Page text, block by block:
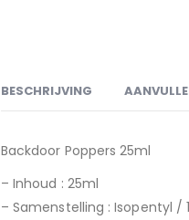
BESCHRIJVING
Backdoor Poppers 25ml
– Inhoud : 25ml
– Samenstelling : Isopentyl /